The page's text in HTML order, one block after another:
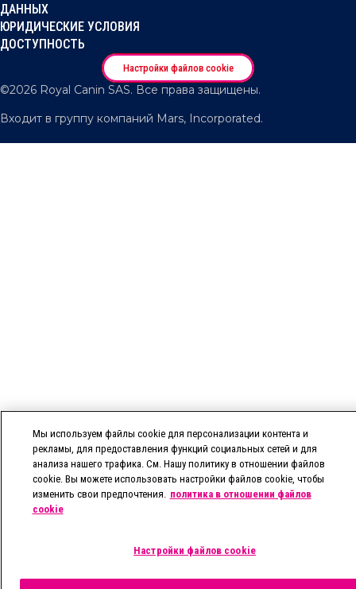
ДАННЫХ
ЮРИДИЧЕСКИЕ УСЛОВИЯ
ДОСТУПНОСТЬ
Настройки файлов cookie
©2026 Royal Canin SAS. Все права защищены.
Входит в группу компаний Mars, Incorporated.
Мы используем файлы cookie для персонализации контента и
рекламы, для предоставления функций социальных сетей и для
анализа нашего трафика. См. Нашу политику в отношении файлов
cookie. Вы можете использовать настройки файлов cookie, чтобы
изменить свои предпочтения. политика в отношении файлов
cookie
Настройки файлов cookie